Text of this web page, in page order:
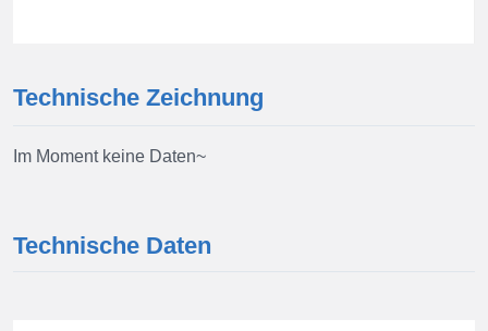
Technische Zeichnung
Im Moment keine Daten~
Technische Daten